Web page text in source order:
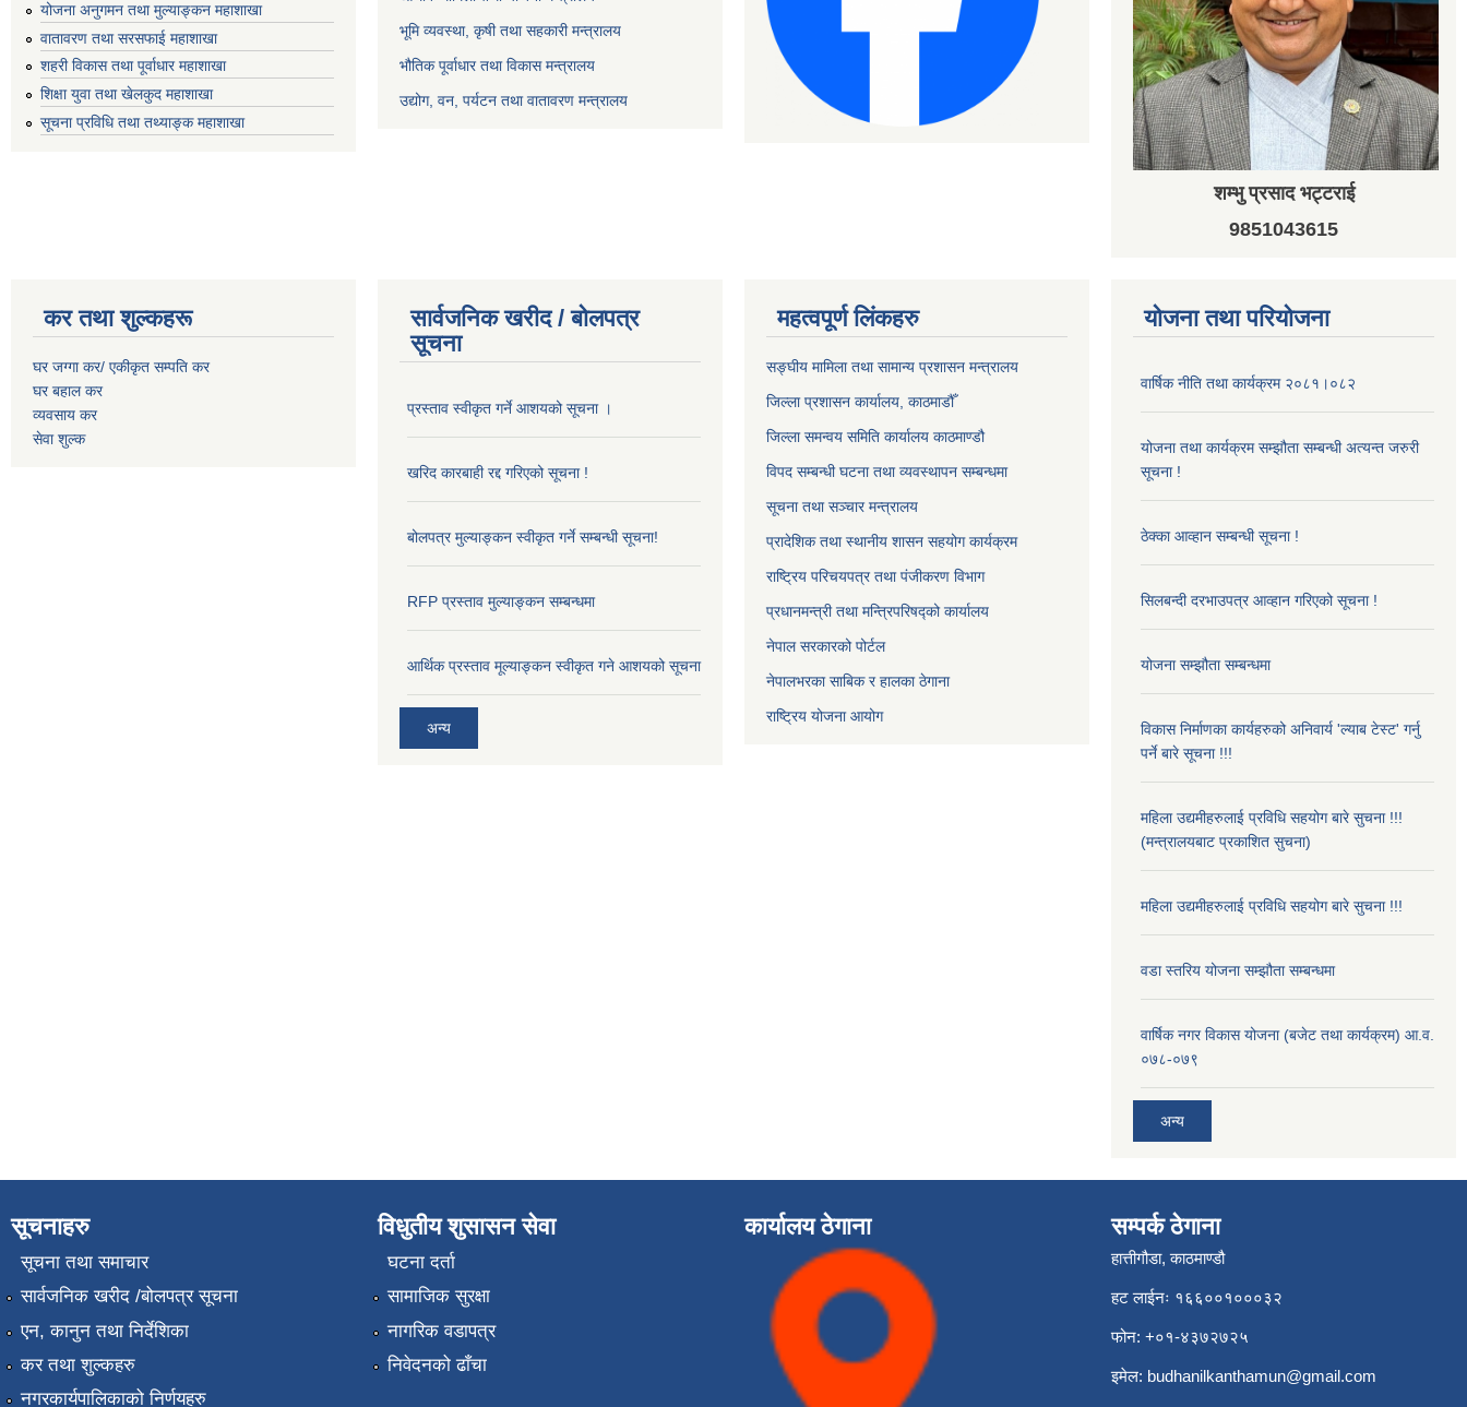
योजना अनुगमन तथा मुल्याङ्कन महाशाखा
वातावरण तथा सरसफाई महाशाखा
शहरी विकास तथा पूर्वाधार महाशाखा
शिक्षा युवा तथा खेलकुद महाशाखा
सूचना प्रविधि तथा तथ्याङ्क महाशाखा
भूमि व्यवस्था, कृषी तथा सहकारी मन्त्रालय
भौतिक पूर्वाधार तथा विकास मन्त्रालय
उद्योग, वन, पर्यटन तथा वातावरण मन्त्रालय
शम्भु प्रसाद भट्टराई
9851043615
कर तथा शुल्कहरू
घर जग्गा कर/ एकीकृत सम्पति कर
घर बहाल कर
व्यवसाय कर
सेवा शुल्क
सार्वजनिक खरीद / बोलपत्र
सूचना
प्रस्ताव स्वीकृत गर्ने आशयको सूचना ।
खरिद कारबाही रद्द गरिएको सूचना !
बोलपत्र मुल्याङ्कन स्वीकृत गर्ने सम्बन्धी सूचना!
RFP प्रस्ताव मुल्याङ्कन सम्बन्धमा
आर्थिक प्रस्ताव मूल्याङ्कन स्वीकृत गने आशयको सूचना
अन्य
महत्वपूर्ण लिंकहरु
सङ्‍घीय मामिला तथा सामान्य प्रशासन मन्त्रालय
जिल्ला प्रशासन कार्यालय, काठमाडौँ
जिल्ला समन्वय समिति कार्यालय काठमाण्ड‌ौ
विपद सम्बन्धी घटना तथा व्यवस्थापन सम्बन्धमा
सूचना तथा सञ्चार मन्त्रालय
प्रादेशिक तथा स्थानीय शासन सहयोग कार्यक्रम
राष्ट्रिय परिचयपत्र तथा पंजीकरण विभाग
प्रधानमन्त्री तथा मन्त्रिपरिषद्को कार्यालय
नेपाल सरकारको पोर्टल
नेपालभरका साबिक र हालका ठेगाना
राष्ट्रिय योजना आयोग
योजना तथा परियोजना
वार्षिक नीति तथा कार्यक्रम २०८१।०८२
योजना तथा कार्यक्रम सम्झौता सम्बन्धी अत्यन्त जरुरी
सूचना !
ठेक्का आव्हान सम्बन्धी सूचना !
सिलबन्दी दरभाउपत्र आव्हान गरिएको सूचना !
योजना सम्झौता सम्बन्धमा
विकास निर्माणका कार्यहरुको अनिवार्य 'ल्याब टेस्ट' गर्नु
पर्ने बारे सूचना !!!
महिला उद्यमीहरुलाई प्रविधि सहयोग बारे सुचना !!!
(मन्त्रालयबाट प्रकाशित सुचना)
महिला उद्यमीहरुलाई प्रविधि सहयोग बारे सुचना !!!
वडा स्तरिय योजना सम्झौता सम्बन्धमा
वार्षिक नगर विकास योजना (बजेट तथा कार्यक्रम) आ.व.
०७८-०७९
अन्य
सूचनाहरु
सूचना तथा समाचार
सार्वजनिक खरीद /बोलपत्र सूचना
एन, कानुन तथा निर्देशिका
कर तथा शुल्कहरु
नगरकार्यपालिकाको निर्णयहरु
विधुतीय शुसासन सेवा
घटना दर्ता
सामाजिक सुरक्षा
नागरिक वडापत्र
निवेदनको ढाँचा
कार्यालय ठेगाना सम्पर्क ठेगाना
हात्तीगौडा, काठमाण्डौ
हट लाईनः १६६००१०००३२
फोन: +०१-४३७२७२५
इमेल: budhanilkanthamun@gmail.com